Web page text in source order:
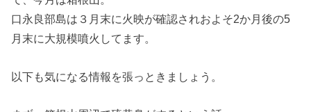
口永良部島は３月末に火映が確認されおよそ2か月後の5
月末に大規模噴火してます。
以下も気になる情報を張っときましょう。